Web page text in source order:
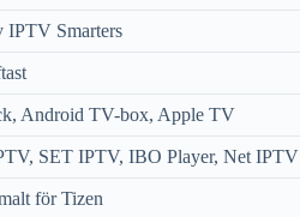
IPTV Smarters
Android TV-box, Apple TV
SET IPTV, IBO Player, Net IPTV
för Tizen